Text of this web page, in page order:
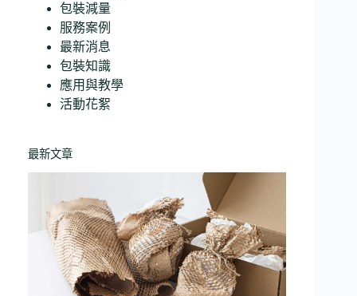
包裝減量
服務案例
最新消息
包裝知識
應用與教學
活動花絮
最新文章